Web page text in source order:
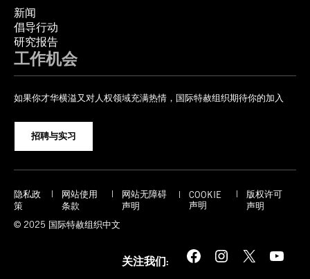
新闻
倡导行动
研究报告
工作机会
如果你才华横溢又对人权领域充满热情，国际特赦组织期待你的加入
招聘与实习
隐私政
策
网站使用
条款
网站无障碍
声明
COOKIE
声明
版权许可
声明
© 2025 国际特赦组织中文
关注我们: Facebook Instagram X YouTube